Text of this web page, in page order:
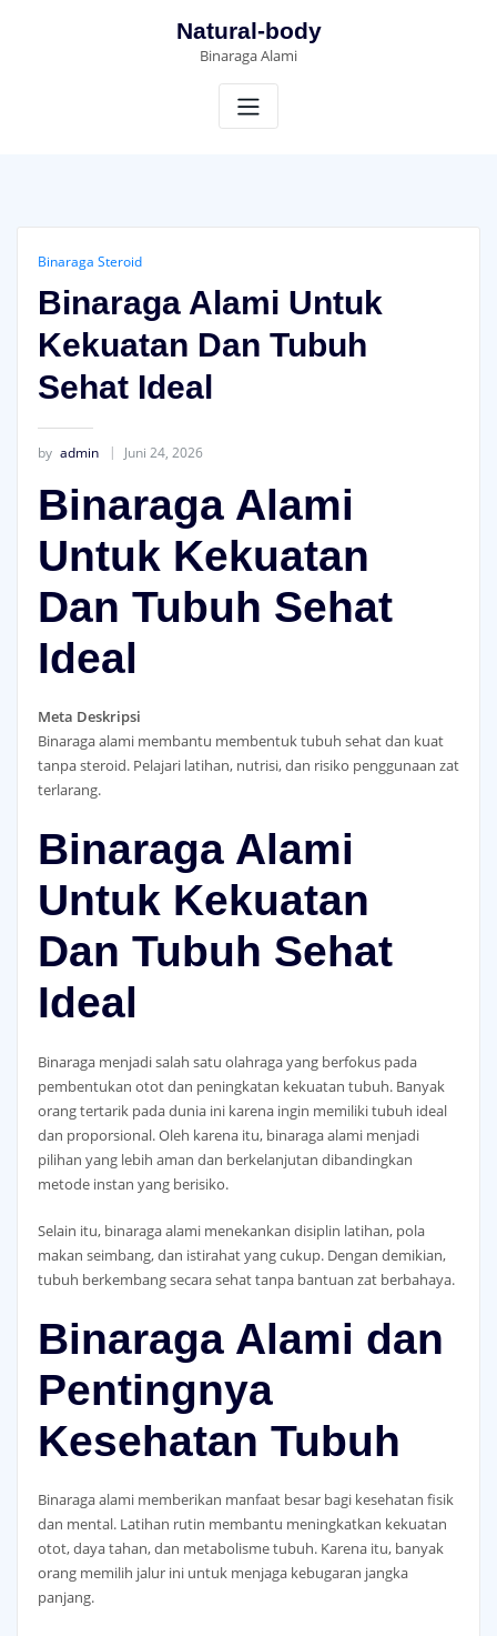
Natural-body
Binaraga Alami
Binaraga Steroid
Binaraga Alami Untuk
Kekuatan Dan Tubuh
Sehat Ideal
by admin Juni 24, 2026
Binaraga Alami
Untuk Kekuatan
Dan Tubuh Sehat
Ideal
Meta Deskripsi
Binaraga alami membantu membentuk tubuh sehat dan kuat
tanpa steroid. Pelajari latihan, nutrisi, dan risiko penggunaan zat
terlarang.
Binaraga Alami
Untuk Kekuatan
Dan Tubuh Sehat
Ideal
Binaraga menjadi salah satu olahraga yang berfokus pada
pembentukan otot dan peningkatan kekuatan tubuh. Banyak
orang tertarik pada dunia ini karena ingin memiliki tubuh ideal
dan proporsional. Oleh karena itu, binaraga alami menjadi
pilihan yang lebih aman dan berkelanjutan dibandingkan
metode instan yang berisiko.
Selain itu, binaraga alami menekankan disiplin latihan, pola
makan seimbang, dan istirahat yang cukup. Dengan demikian,
tubuh berkembang secara sehat tanpa bantuan zat berbahaya.
Binaraga Alami dan
Pentingnya
Kesehatan Tubuh
Binaraga alami memberikan manfaat besar bagi kesehatan fisik
dan mental. Latihan rutin membantu meningkatkan kekuatan
otot, daya tahan, dan metabolisme tubuh. Karena itu, banyak
orang memilih jalur ini untuk menjaga kebugaran jangka
panjang.